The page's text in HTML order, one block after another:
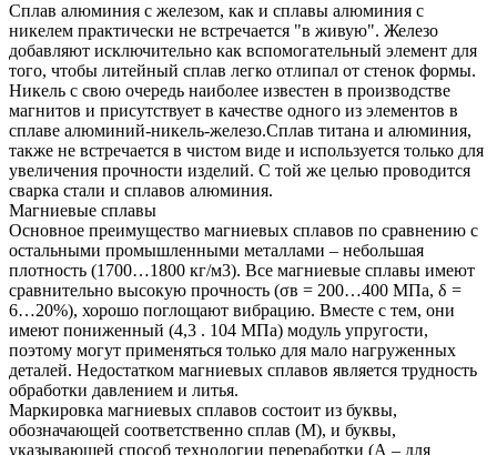
Сплав алюминия с железом, как и сплавы алюминия с
никелем практически не встречается "в живую". Железо
добавляют исключительно как вспомогательный элемент для
того, чтобы литейный сплав легко отлипал от стенок формы.
Никель с свою очередь наиболее известен в производстве
магнитов и присутствует в качестве одного из элементов в
сплаве алюминий-никель-железо.Сплав титана и алюминия,
также не встречается в чистом виде и используется только для
увеличения прочности изделий. С той же целью проводится
сварка стали и сплавов алюминия.
Магниевые сплавы
Основное преимущество магниевых сплавов по сравнению с
остальными промышленными металлами – небольшая
плотность (1700…1800 кг/м3). Все магниевые сплавы имеют
сравнительно высокую прочность (σв = 200…400 МПа, δ =
6…20%), хорошо поглощают вибрацию. Вместе с тем, они
имеют пониженный (4,3 . 104 МПа) модуль упругости,
поэтому могут применяться только для мало нагруженных
деталей. Недостатком магниевых сплавов является трудность
обработки давлением и литья.
Маркировка магниевых сплавов состоит из буквы,
обозначающей соответственно сплав (М), и буквы,
указывающей способ технологии переработки (А – для